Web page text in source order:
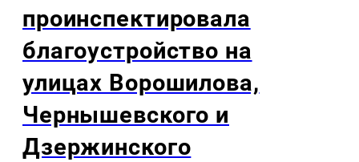
проинспектировала
благоустройство на
улицах Ворошилова,
Чернышевского и
Дзержинского